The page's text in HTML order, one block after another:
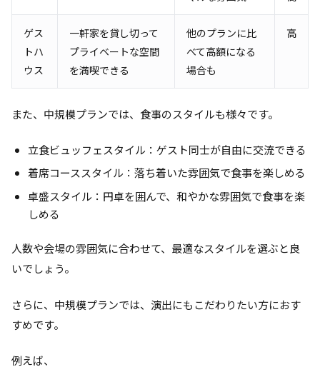
ゲス
トハ
ウス
一軒家を貸し切って
プライベートな空間
を満喫できる
他のプランに比
べて高額になる
場合も
高
また、中規模プランでは、食事のスタイルも様々です。
立食ビュッフェスタイル：ゲスト同士が自由に交流できる
着席コーススタイル：落ち着いた雰囲気で食事を楽しめる
卓盛スタイル：円卓を囲んで、和やかな雰囲気で食事を楽
しめる
人数や会場の雰囲気に合わせて、最適なスタイルを選ぶと良
いでしょう。
さらに、中規模プランでは、演出にもこだわりたい方におす
すめです。
例えば、